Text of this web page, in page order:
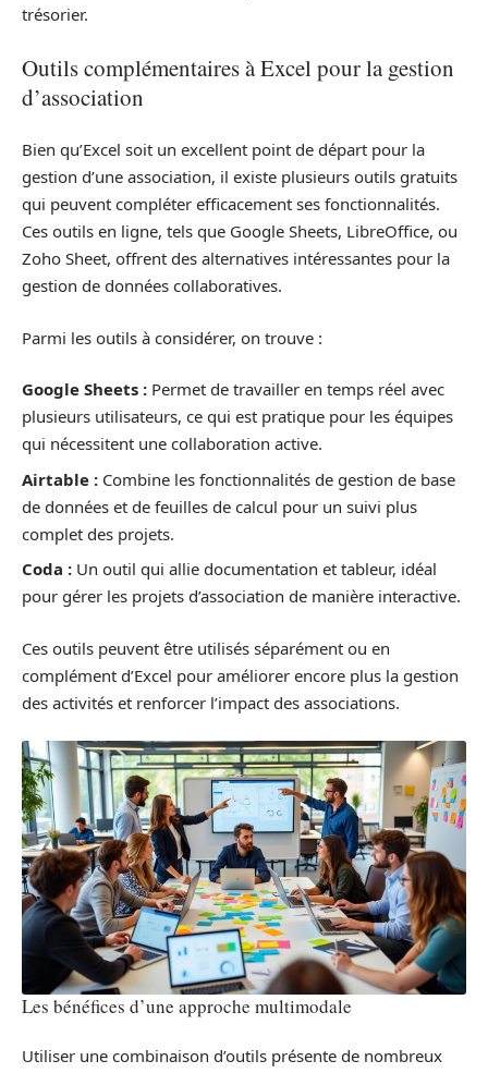
trésorier.
Outils complémentaires à Excel pour la gestion
d’association
Bien qu’Excel soit un excellent point de départ pour la
gestion d’une association, il existe plusieurs outils gratuits
qui peuvent compléter efficacement ses fonctionnalités.
Ces outils en ligne, tels que Google Sheets, LibreOffice, ou
Zoho Sheet, offrent des alternatives intéressantes pour la
gestion de données collaboratives.
Parmi les outils à considérer, on trouve :
Google Sheets : Permet de travailler en temps réel avec
plusieurs utilisateurs, ce qui est pratique pour les équipes
qui nécessitent une collaboration active.
Airtable : Combine les fonctionnalités de gestion de base
de données et de feuilles de calcul pour un suivi plus
complet des projets.
Coda : Un outil qui allie documentation et tableur, idéal
pour gérer les projets d’association de manière interactive.
Ces outils peuvent être utilisés séparément ou en
complément d’Excel pour améliorer encore plus la gestion
des activités et renforcer l’impact des associations.
Les bénéfices d’une approche multimodale
Utiliser une combinaison d’outils présente de nombreux